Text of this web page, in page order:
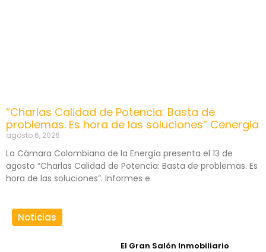
“Charlas Calidad de Potencia: Basta de
problemas. Es hora de las soluciones” Cenergia
agosto 6, 2026
La Cámara Colombiana de la Energía presenta el 13 de
agosto “Charlas Calidad de Potencia: Basta de problemas. Es
hora de las soluciones”. Informes e
Noticias
El Gran Salón Inmobiliario